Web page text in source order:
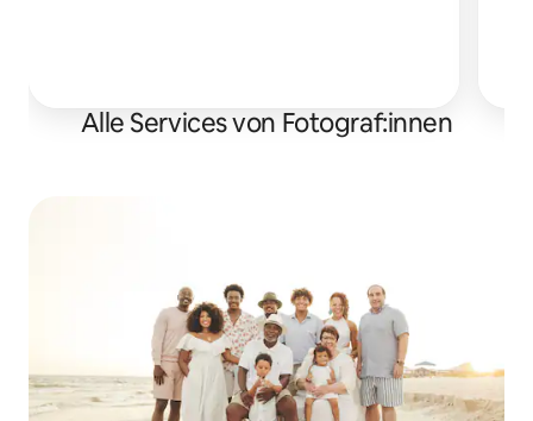
Alle Services von Fotograf:innen